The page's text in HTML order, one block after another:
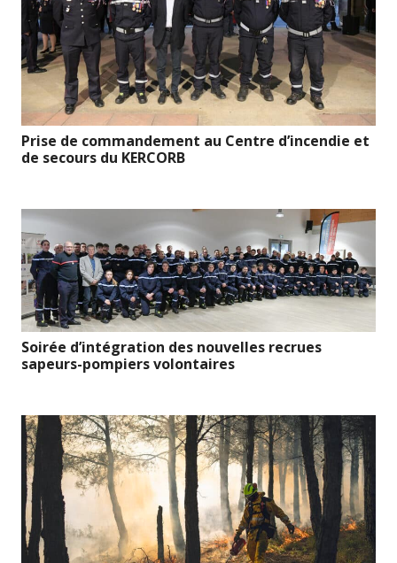
Prise de commandement au Centre d’incendie et
de secours du KERCORB
Soirée d’intégration des nouvelles recrues
sapeurs-pompiers volontaires